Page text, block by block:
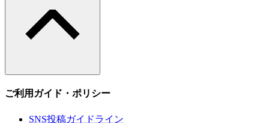
ご利用ガイド・ポリシー
SNS投稿ガイドライン